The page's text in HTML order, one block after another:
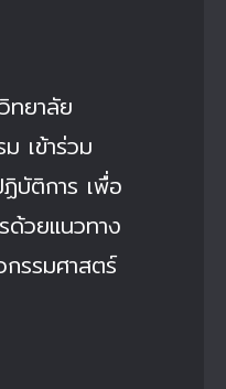
ทยาลัย
เข้าร่วม
บัติการ เพื่อ
ด้วยแนวทาง
รรมศาสตร์